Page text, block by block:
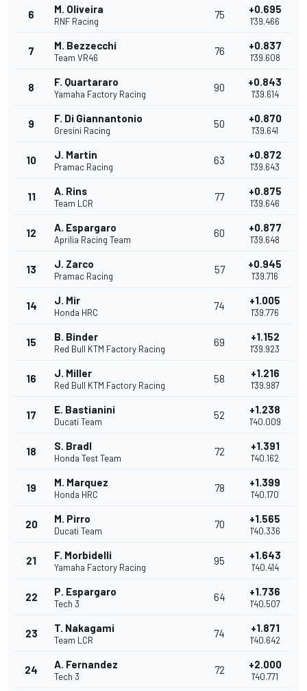
6 M. Oliveira
RNF Racing
75 +0.695
1'39.466
7 M. Bezzecchi
Team VR46
76 +0.837
1'39.608
8 F. Quartararo
Yamaha Factory Racing
90 +0.843
1'39.614
9 F. Di Giannantonio
Gresini Racing
50 +0.870
1'39.641
10 J. Martin
Pramac Racing
63 +0.872
1'39.643
11 A. Rins
Team LCR
77 +0.875
1'39.646
12 A. Espargaro
Aprilia Racing Team
60 +0.877
1'39.648
13 J. Zarco
Pramac Racing
57 +0.945
1'39.716
14 J. Mir
Honda HRC
74 +1.005
1'39.776
15 B. Binder
Red Bull KTM Factory Racing
69 +1.152
1'39.923
16 J. Miller
Red Bull KTM Factory Racing
58 +1.216
1'39.987
17 E. Bastianini
Ducati Team
52 +1.238
1'40.009
18 S. Bradl
Honda Test Team
72 +1.391
1'40.162
19 M. Marquez
Honda HRC
78 +1.399
1'40.170
20 M. Pirro
Ducati Team
70 +1.565
1'40.336
21 F. Morbidelli
Yamaha Factory Racing
95 +1.643
1'40.414
22 P. Espargaro
Tech 3
64 +1.736
1'40.507
23 T. Nakagami
Team LCR
74 +1.871
1'40.642
24 A. Fernandez
Tech 3
72 +2.000
1'40.771